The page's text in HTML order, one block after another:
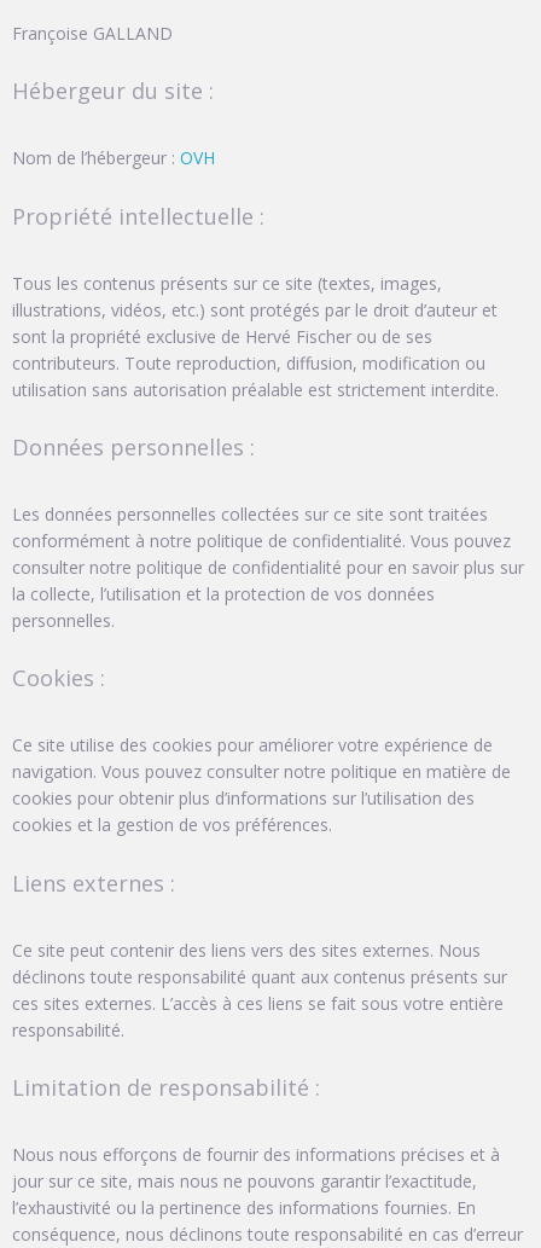
Françoise GALLAND
Hébergeur du site :
Nom de l’hébergeur : OVH
Propriété intellectuelle :
Tous les contenus présents sur ce site (textes, images,
illustrations, vidéos, etc.) sont protégés par le droit d’auteur et
sont la propriété exclusive de Hervé Fischer ou de ses
contributeurs. Toute reproduction, diffusion, modification ou
utilisation sans autorisation préalable est strictement interdite.
Données personnelles :
Les données personnelles collectées sur ce site sont traitées
conformément à notre politique de confidentialité. Vous pouvez
consulter notre politique de confidentialité pour en savoir plus sur
la collecte, l’utilisation et la protection de vos données
personnelles.
Cookies :
Ce site utilise des cookies pour améliorer votre expérience de
navigation. Vous pouvez consulter notre politique en matière de
cookies pour obtenir plus d’informations sur l’utilisation des
cookies et la gestion de vos préférences.
Liens externes :
Ce site peut contenir des liens vers des sites externes. Nous
déclinons toute responsabilité quant aux contenus présents sur
ces sites externes. L’accès à ces liens se fait sous votre entière
responsabilité.
Limitation de responsabilité :
Nous nous efforçons de fournir des informations précises et à
jour sur ce site, mais nous ne pouvons garantir l’exactitude,
l’exhaustivité ou la pertinence des informations fournies. En
conséquence, nous déclinons toute responsabilité en cas d’erreur